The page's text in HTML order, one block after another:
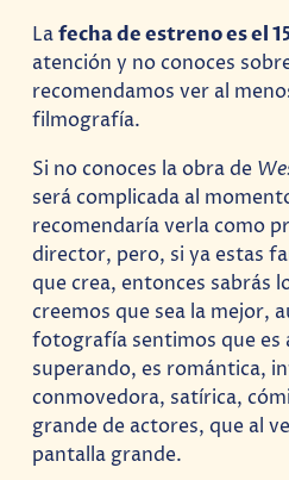
Lafecha de estreno es el
atención y no conoces
recomendamos ver al
filmografía.
Si no conoces la obra de
será complicada al
recomendaría verla como
director, pero, si ya estas
que crea, entonces sabrás
creemos que sea la mejor,
fotografía sentimos que es
superando, es romántica,
conmovedora, satírica,
grande de actores, que al
pantalla grande.